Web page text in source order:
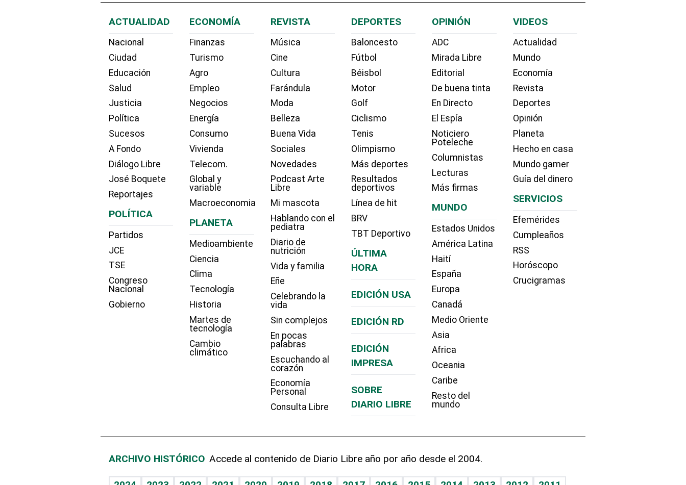
ACTUALIDAD
Nacional
Ciudad
Educación
Salud
Justicia
Política
Sucesos
A Fondo
Diálogo Libre
José Boquete
Reportajes
POLÍTICA
Partidos
JCE
TSE
Congreso
Nacional
Gobierno
ECONOMÍA
Finanzas
Turismo
Agro
Empleo
Negocios
Energía
Consumo
Vivienda
Telecom.
Global y
variable
Macroeconomia
PLANETA
Medioambiente
Ciencia
Clima
Tecnología
Historia
Martes de
tecnología
Cambio
climático
REVISTA
Música
Cine
Cultura
Farándula
Moda
Belleza
Buena Vida
Sociales
Novedades
Podcast Arte
Libre
Mi mascota
Hablando con el
pediatra
Diario de
nutrición
Vida y familia
Eñe
Celebrando la
vida
Sin complejos
En pocas
palabras
Escuchando al
corazón
Economía
Personal
Consulta Libre
DEPORTES
Baloncesto
Fútbol
Béisbol
Motor
Golf
Ciclismo
Tenis
Olimpismo
Más deportes
Resultados
deportivos
Línea de hit
BRV
TBT Deportivo
ÚLTIMA
HORA
EDICIÓN USA
EDICIÓN RD
EDICIÓN
IMPRESA
SOBRE
DIARIO LIBRE
OPINIÓN
ADC
Mirada Libre
Editorial
De buena tinta
En Directo
El Espía
Noticiero
Poteleche
Columnistas
Lecturas
Más firmas
MUNDO
Estados Unidos
América Latina
Haití
España
Europa
Canadá
Medio Oriente
Asia
Africa
Oceania
Caribe
Resto del
mundo
VIDEOS
Actualidad
Mundo
Economía
Revista
Deportes
Opinión
Planeta
Hecho en casa
Mundo gamer
Guía del dinero
SERVICIOS
Efemérides
Cumpleaños
RSS
Horóscopo
Crucigramas
ARCHIVO HISTÓRICO Accede al contenido de Diario Libre año por año desde el 2004.